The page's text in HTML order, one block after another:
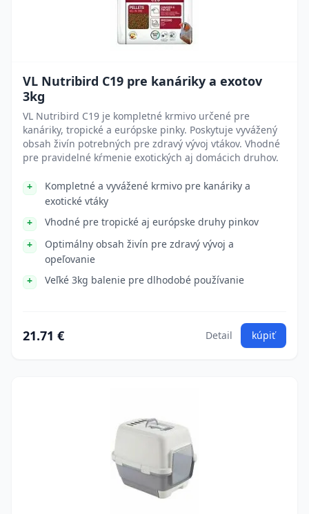
VL Nutribird C19 pre kanáriky a exotov
3kg
VL Nutribird C19 je kompletné krmivo určené pre
kanáriky, tropické a európske pinky. Poskytuje vyvážený
obsah živín potrebných pre zdravý vývoj vtákov. Vhodné
pre pravidelné kŕmenie exotických aj domácich druhov.
Kompletné a vyvážené krmivo pre kanáriky a
exotické vtáky
Vhodné pre tropické aj európske druhy pinkov
Optimálny obsah živín pre zdravý vývoj a
opeľovanie
Veľké 3kg balenie pre dlhodobé používanie
21.71 € Detail kúpiť